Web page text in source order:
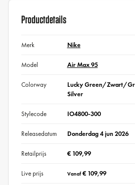
Productdetails
Merk Nike
Model Air Max 95
Colorway
Lucky Green/Zwart/
Silver
Stylecode IO4800-300
Releasedatum Donderdag 4 jun 2026
Retailprijs € 109,99
Live prijs Vanaf€ 109,99